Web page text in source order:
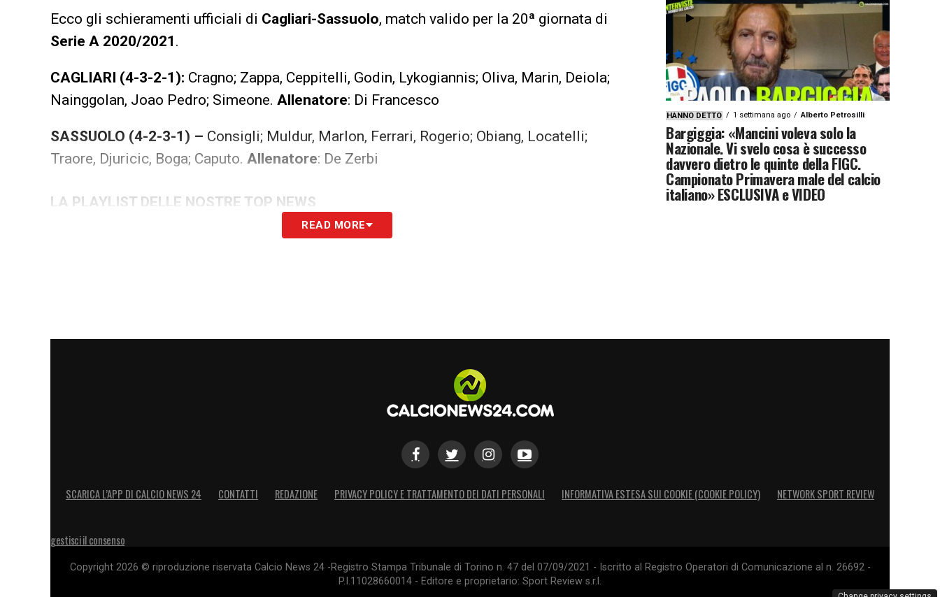
Ecco gli schieramenti ufficiali di Cagliari-Sassuolo, match valido per la 20ª giornata di
Serie A 2020/2021 .
CAGLIARI (4-3-2-1): Cragno; Zappa, Ceppitelli, Godin, Lykogiannis; Oliva, Marin, Deiola;
Nainggolan, Joao Pedro; Simeone. Allenatore: Di Francesco
SASSUOLO (4-2-3-1) – Consigli; Muldur, Marlon, Ferrari, Rogerio; Obiang, Locatelli;
Traore, Djuricic, Boga; Caputo. Allenatore: De Zerbi
LA PLAYLIST DELLE NOSTRE TOP NEWS
READ MORE
HANNO DETTO 1 settimana ago Alberto Petrosilli
Bargiggia: «Mancini voleva solo la
Nazionale. Vi svelo cosa è successo
davvero dietro le quinte della FIGC.
Campionato Primavera male del calcio
italiano» ESCLUSIVA e VIDEO
SCARICA L’APP DI CALCIO NEWS 24 CONTATTI REDAZIONE PRIVACY POLICY E TRATTAMENTO DEI DATI PERSONALI INFORMATIVA ESTESA SUI COOKIE (COOKIE POLICY) NETWORK SPORT REVIEW
gestisci il consenso
Copyright 2026 © riproduzione riservata Calcio News 24 -Registro Stampa Tribunale di Torino n. 47 del 07/09/2021 - Iscritto al Registro Operatori di Comunicazione al n. 26692 -
P.I.11028660014 - Editore e proprietario: Sport Review s.r.l.